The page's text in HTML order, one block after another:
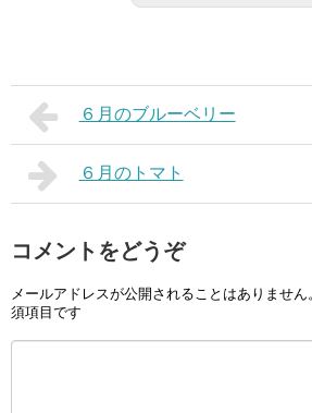
６月のブルーベリー
６月のトマト
コメントをどうぞ
メールアドレスが公開されることはありません
須項目です